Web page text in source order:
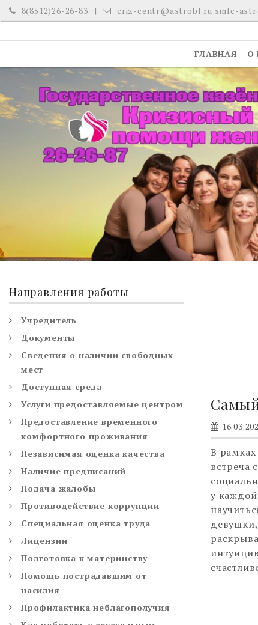
Skip
to
8(8512)26-26-83 criz-centr@astrobl.ru smfc-
ГЛАВНАЯ О
В
встреча
у
Направления работы
Учредитель
Документы
Сведения о наличии свободных
мест
Доступная среда
Услуги предоставляемые центром
Предоставление временного
комфортного проживания
Независимая оценка качества
Наличие предписаний
Подача жалобы
Противодействие коррупции
Специальная оценка труда
Лицензии
Подготовка к материнству
Помощь пострадавшим от
насилия
Профилактика неблагополучия